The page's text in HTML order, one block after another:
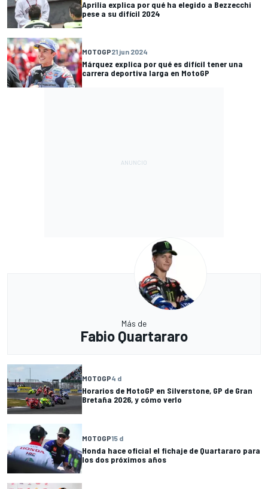
Aprilia explica por qué ha elegido a Bezzecchi
pese a su difícil 2024
MOTOGP21 jun 2024
Márquez explica por qué es difícil tener una
carrera deportiva larga en MotoGP
Más de
Fabio Quartararo
MOTOGP4 d
Horarios de MotoGP en Silverstone, GP de Gran
Bretaña 2026, y cómo verlo
MOTOGP15 d
Honda hace oficial el fichaje de Quartararo para
los dos próximos años